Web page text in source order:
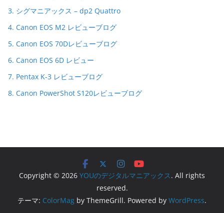
3. シグマニアックス – dp2 Quattro
4. Canon EOS M2 レビューブログ
5. Canon EOS 70Dレビューブログ
6. Canon EOS 6D レビュー
7. Pentax K-3 レビューブログ
8. Canon PowerShot S120レビューブログ
Copyright © 2026 YOUのデジタルマニアックス. All rights
reserved.
テーマ: ColorMag by ThemeGrill. Powered by WordPress.